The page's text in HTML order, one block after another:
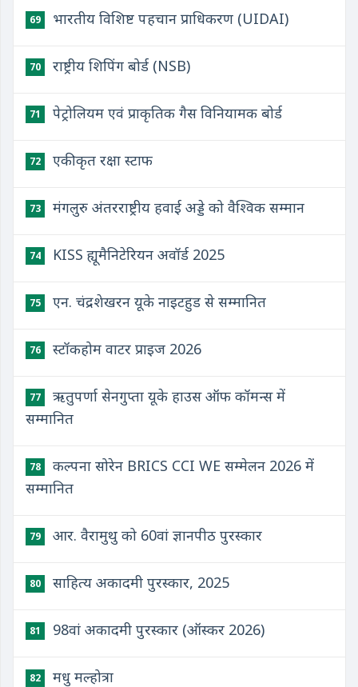
69 भारतीय विशिष्ट पहचान प्राधिकरण (UIDAI)
70 राष्ट्रीय शिपिंग बोर्ड (NSB)
71 पेट्रोलियम एवं प्राकृतिक गैस विनियामक बोर्ड
72 एकीकृत रक्षा स्टाफ
73 मंगलुरु अंतरराष्ट्रीय हवाई अड्डे को वैश्विक सम्मान
74 KISS ह्यूमैनिटेरियन अवॉर्ड 2025
75 एन. चंद्रशेखरन यूके नाइटहुड से सम्मानित
76 स्टॉकहोम वाटर प्राइज 2026
77
ऋतुपर्णा सेनगुप्ता यूके हाउस ऑफ कॉमन्स में
सम्मानित
78
कल्पना सोरेन BRICS CCI WE सम्मेलन 2026 में
सम्मानित
79 आर. वैरामुथु को 60वां ज्ञानपीठ पुरस्कार
80 साहित्य अकादमी पुरस्कार, 2025
81 98वां अकादमी पुरस्कार (ऑस्कर 2026)
82 मधु मल्होत्रा